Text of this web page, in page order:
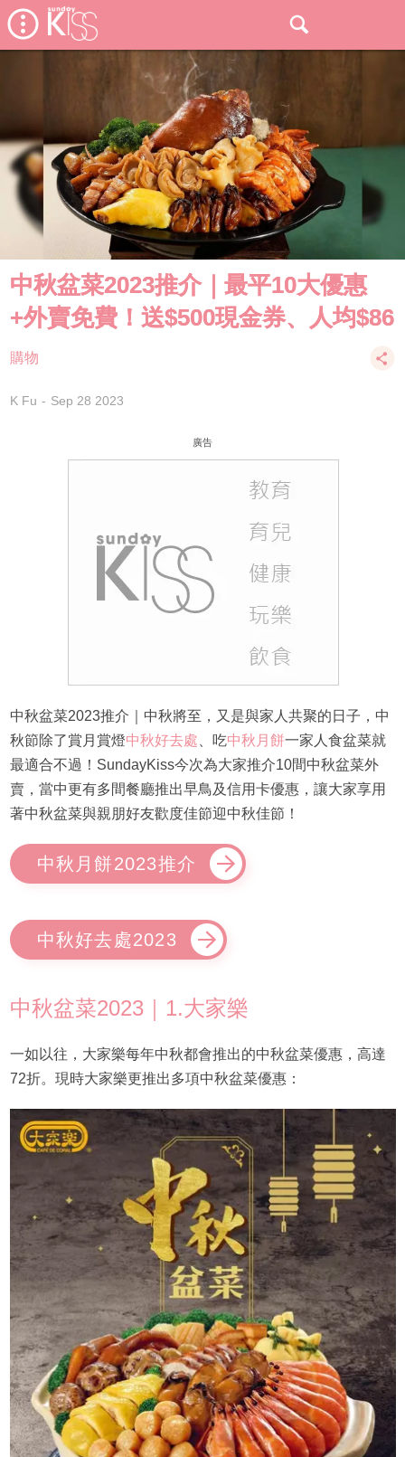
中秋盆菜2023推介｜最平10大優惠
+外賣免費！送$500現金券、人均$86
購物
K Fu Sep 28 2023
廣告
中秋盆菜2023推介｜中秋將至，又是與家人共聚的日子，中
秋節除了賞月賞燈中秋好去處 、吃中秋月餅一家人食盆菜就
最適合不過！SundayKiss今次為大家推介10間中秋盆菜外
賣，當中更有多間餐廳推出早鳥及信用卡優惠，讓大家享用
著中秋盆菜與親朋好友歡度佳節迎中秋佳節！
中秋月餅2023推介
中秋好去處2023
中秋盆菜2023｜1.大家樂
一如以往，大家樂每年中秋都會推出的中秋盆菜優惠，高達
72折。現時大家樂更推出多項中秋盆菜優惠：